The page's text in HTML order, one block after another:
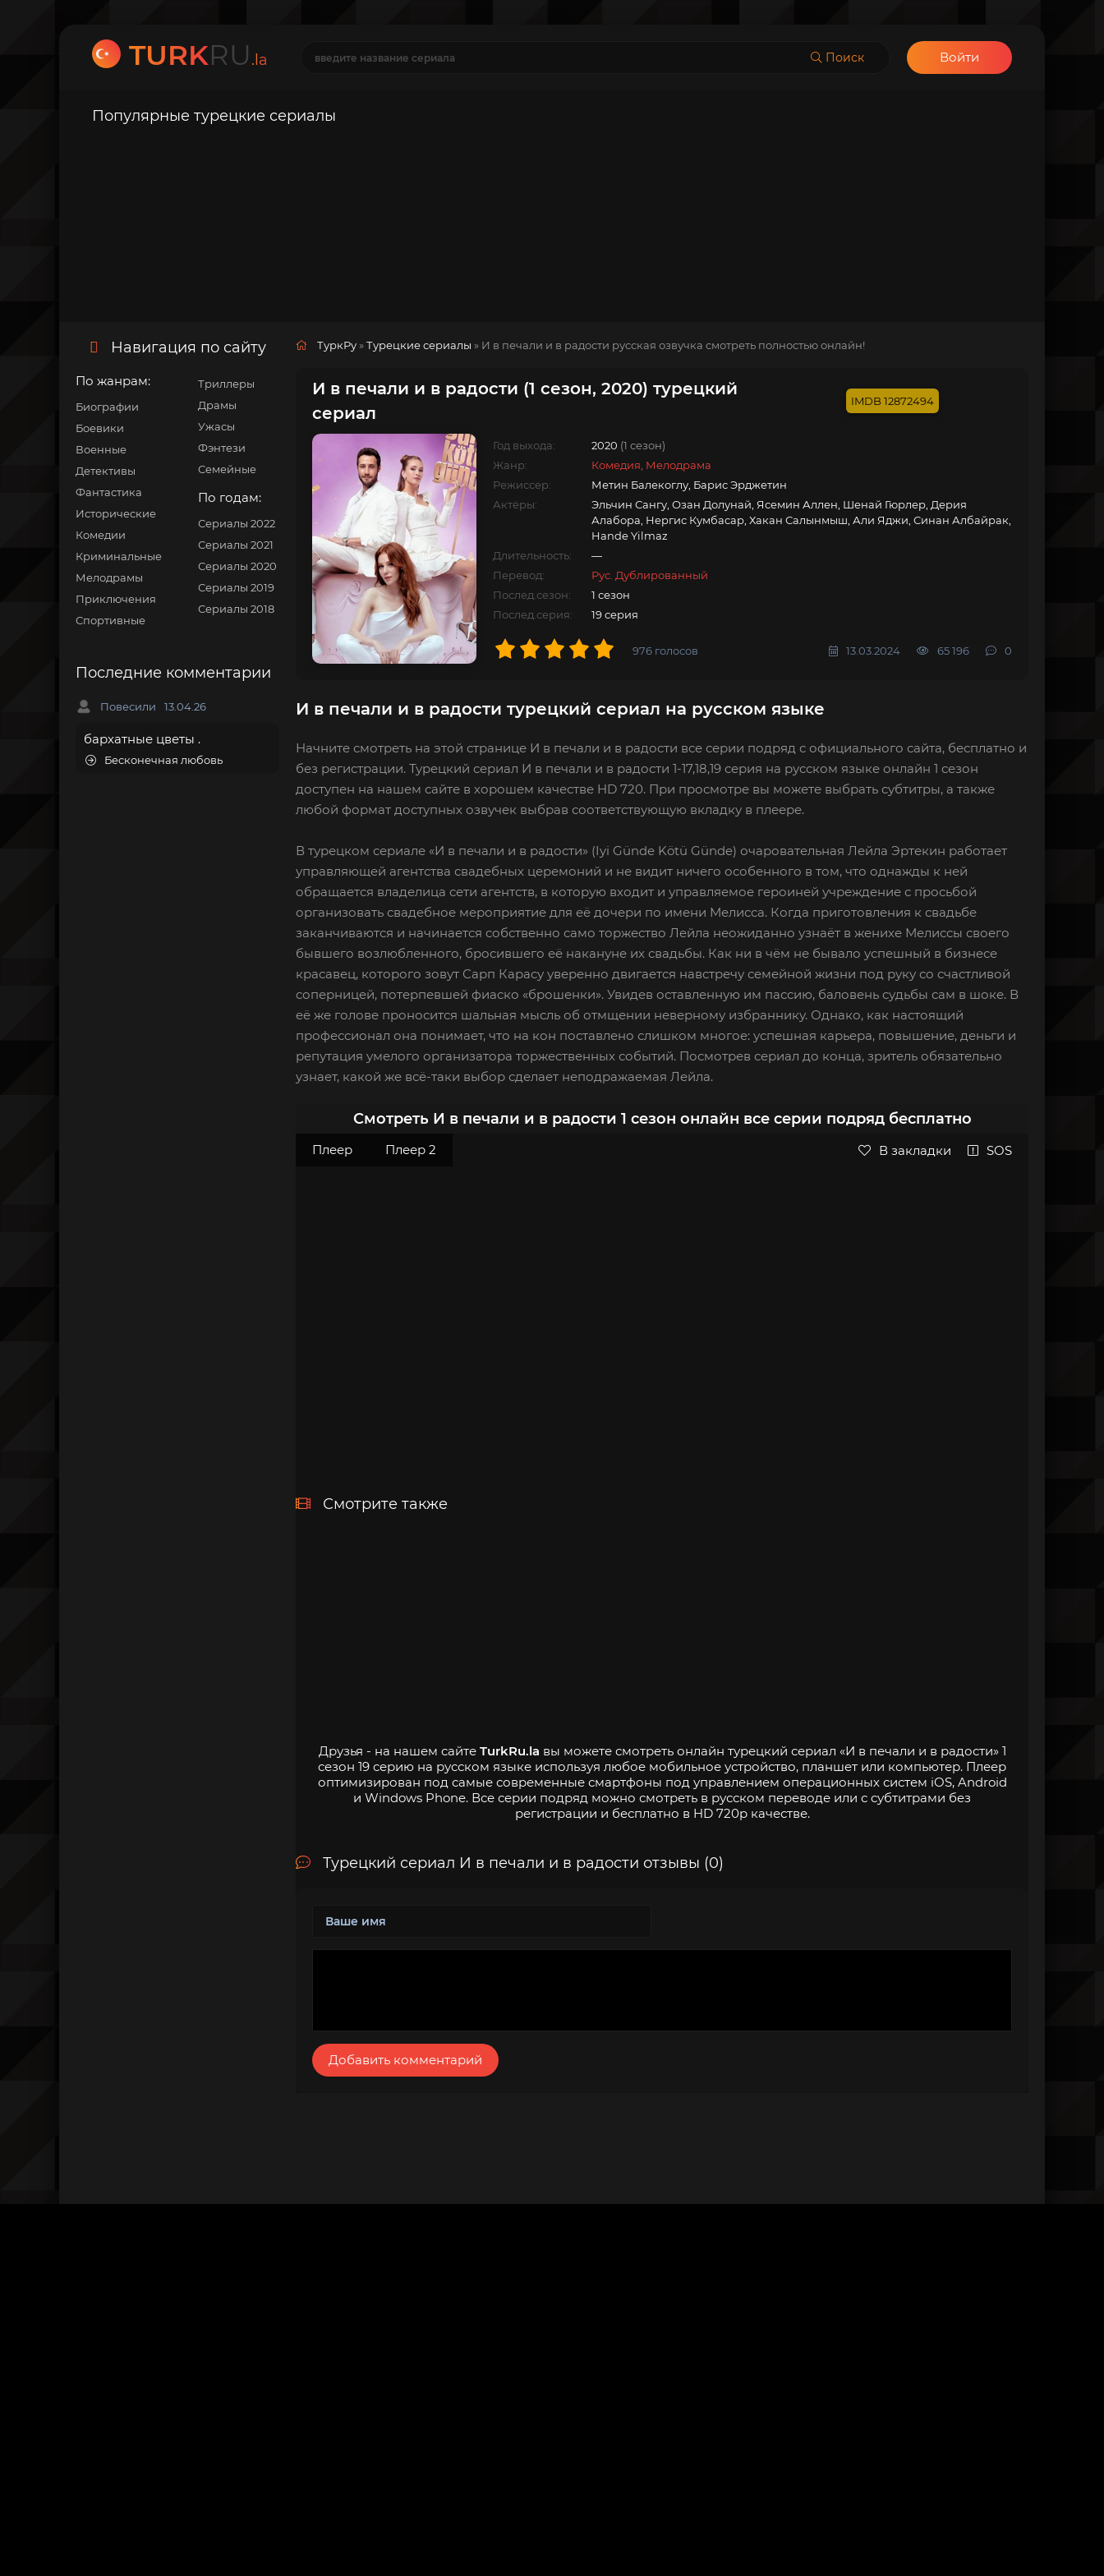
TURKRU .la Поиск Войти
Популярные турецкие сериалы
Навигация по сайту
По жанрам:
Биографии
Боевики
Военные
Детективы
Фантастика
Исторические
Комедии
Криминальные
Мелодрамы
Приключения
Спортивные
Триллеры
Драмы
Ужасы
Фэнтези
Семейные
По годам:
Сериалы 2022
Сериалы 2021
Сериалы 2020
Сериалы 2019
Сериалы 2018
Последние комментарии
Повесили 13.04.26
бархатные цветы .
Бесконечная любовь
ТуркРу »Турецкие сериалы » И в печали и в радости русская озвучка смотреть полностью онлайн!
И в печали и в радости (1 сезон, 2020) турецкий
сериал
12872494
Год выхода: 2020 (1 сезон)
Жанр:
Комедия, Мелодрама
Режиссер:
Метин Балекоглу, Барис Эрджетин
Актёры:
Эльчин Сангу, Озан Долунай, Ясемин Аллен, Шенай Гюрлер, Дерия
Алабора, Нергис Кумбасар, Хакан Салынмыш, Али Яджи, Синан Албайрак,
Hande Yilmaz
Длительность:
—
Перевод:
Рус. Дублированный
Послед.сезон:
1 сезон
Послед.серия:
19 серия
976 голосов 13.03.2024 65 196 0
И в печали и в радости турецкий сериал на русском языке
Начните смотреть на этой странице И в печали и в радости все серии подряд с официального сайта, бесплатно и
без регистрации. Турецкий сериал И в печали и в радости 1-17,18,19 серия на русском языке онлайн 1 сезон
доступен на нашем сайте в хорошем качестве HD 720. При просмотре вы можете выбрать субтитры, а также
любой формат доступных озвучек выбрав соответствующую вкладку в плеере.
В турецком сериале «И в печали и в радости» (Iyi Günde Kötü Günde) очаровательная Лейла Эртекин работает
управляющей агентства свадебных церемоний и не видит ничего особенного в том, что однажды к ней
обращается владелица сети агентств, в которую входит и управляемое героиней учреждение с просьбой
организовать свадебное мероприятие для её дочери по имени Мелисса. Когда приготовления к свадьбе
заканчиваются и начинается собственно само торжество Лейла неожиданно узнаёт в женихе Мелиссы своего
бывшего возлюбленного, бросившего её накануне их свадьбы. Как ни в чём не бывало успешный в бизнесе
красавец, которого зовут Сарп Карасу уверенно двигается навстречу семейной жизни под руку со счастливой
соперницей, потерпевшей фиаско «брошенки». Увидев оставленную им пассию, баловень судьбы сам в шоке. В
её же голове проносится шальная мысль об отмщении неверному избраннику. Однако, как настоящий
профессионал она понимает, что на кон поставлено слишком многое: успешная карьера, повышение, деньги и
репутация умелого организатора торжественных событий. Посмотрев сериал до конца, зритель обязательно
узнает, какой же всё-таки выбор сделает неподражаемая Лейла.
Смотреть И в печали и в радости 1 сезон онлайн все серии подряд бесплатно
Плеер Плеер 2 В закладки SOS
Смотрите также
Друзья - на нашем сайте TurkRu.la вы можете смотреть онлайн турецкий сериал «И в печали и в радости» 1
сезон 19 серию на русском языке используя любое мобильное устройство, планшет или компьютер. Плеер
оптимизирован под самые современные смартфоны под управлением операционных систем iOS, Android
и Windows Phone. Все серии подряд можно смотреть в русском переводе или с субтитрами без
регистрации и бесплатно в HD 720p качестве.
Турецкий сериал И в печали и в радости отзывы (0)
Добавить комментарий